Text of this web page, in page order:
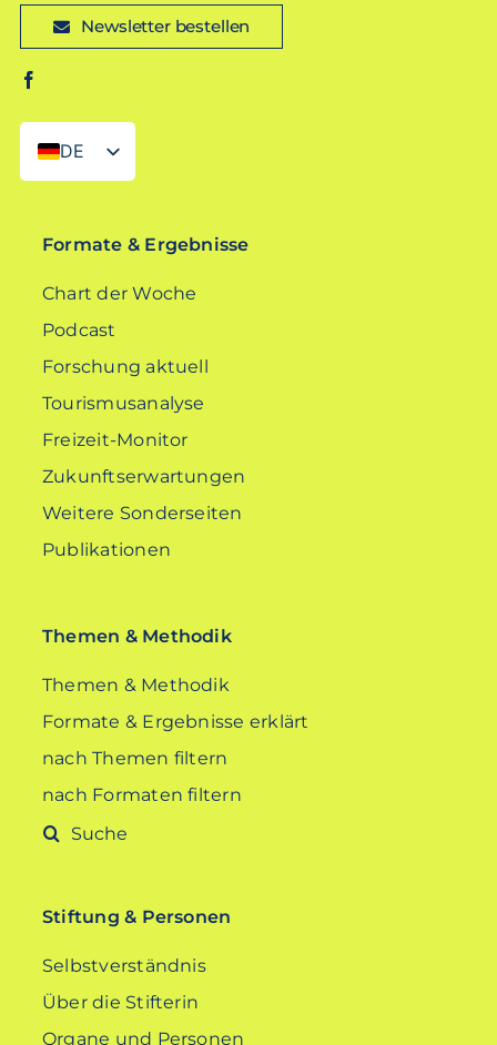
Newsletter bestellen
DE
EN
Formate & Ergebnisse
Chart der Woche
Podcast
Forschung aktuell
Tourismusanalyse
Freizeit-Monitor
Zukunftserwartungen
Weitere Sonderseiten
Publikationen
Themen & Methodik
Themen & Methodik
Formate & Ergebnisse erklärt
nach Themen filtern
nach Formaten filtern
Suche
Stiftung & Personen
Selbstverständnis
Über die Stifterin
Organe und Personen